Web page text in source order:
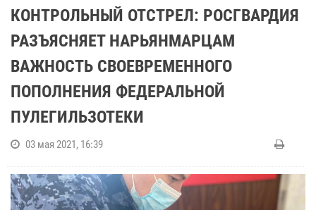
КОНТРОЛЬНЫЙ ОТСТРЕЛ: РОСГВАРДИЯ
РАЗЪЯСНЯЕТ НАРЬЯНМАРЦАМ
ВАЖНОСТЬ СВОЕВРЕМЕННОГО
ПОПОЛНЕНИЯ ФЕДЕРАЛЬНОЙ
ПУЛЕГИЛЬЗОТЕКИ
03 мая 2021, 16:39